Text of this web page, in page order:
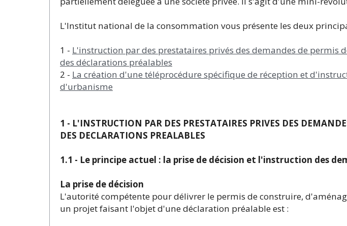
L'Institut national de la consommation vous présente les deux
1 - L'instruction par des prestataires privés des demandes de permis
des déclarations préalables
2 - La création d'une téléprocédure spécifique de réception et
d'urbanisme
1 - L'INSTRUCTION PAR DES PRESTATAIRES PRIVES DES
DES DECLARATIONS PREALABLES
1.1 - Le principe actuel : la prise de décision et l'instruction des
La prise de décision
L'autorité compétente pour délivrer le permis de construire,
un projet faisant l'objet d'une déclaration préalable est :